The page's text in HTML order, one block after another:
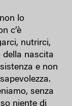
lo
c’è
nutrirci,
della nascita
e non
senza
niente di